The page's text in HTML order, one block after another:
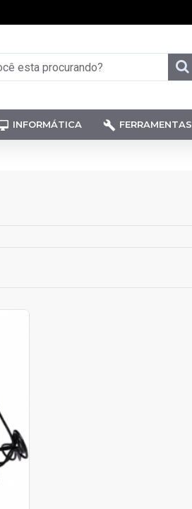
INFORMÁTICA FERRAMENTAS